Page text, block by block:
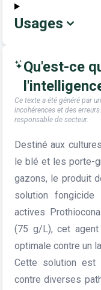
Usages
Qu'est-ce
Ce texte a été généré par
incohérences et des
responsable de secteur.
Destiné aux
le blé et les porte-
gazons, le produit
solution fongicide
actives
(75 g/L), cet agent
optimale contre un
Cette solution est
contre diverses